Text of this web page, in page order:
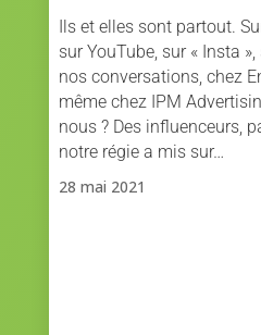
Ils et elles sont partout.
sur YouTube, sur « Insta
nos conversations, chez
même chez IPM
nous ? Des influenceurs,
notre régie a mis sur…
28 mai 2021